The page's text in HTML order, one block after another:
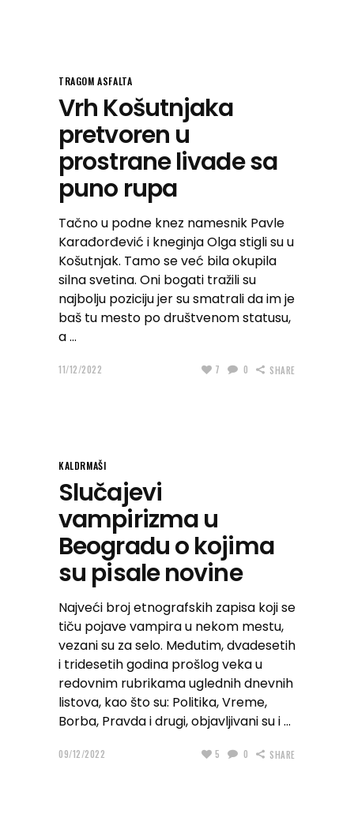
TRAGOM ASFALTA
Vrh Košutnjaka
pretvoren u
prostrane livade sa
puno rupa
Tačno u podne knez namesnik Pavle
Karađorđević i kneginja Olga stigli su u
Košutnjak. Tamo se već bila okupila
silna svetina. Oni bogati tražili su
najbolju poziciju jer su smatrali da im je
baš tu mesto po društvenom statusu,
a
11/12/2022 7 0 SHARE
KALDRMAŠI
Slučajevi
vampirizma u
Beogradu o kojima
su pisale novine
Najveći broj etnografskih zapisa koji se
tiču pojave vampira u nekom mestu,
vezani su za selo. Međutim, dvadesetih
i tridesetih godina prošlog veka u
redovnim rubrikama uglednih dnevnih
listova, kao što su: Politika, Vreme,
Borba, Pravda i drugi, objavljivani su i
09/12/2022 5 0 SHARE